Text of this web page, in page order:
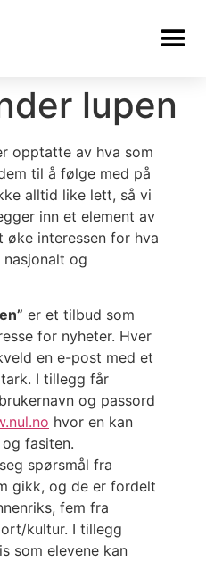
lupen
opptatte av hva som
til å følge med på
alltid like lett, så vi
inn et element av
øke interessen for hva
og
er et tilbud som
for nyheter. Hver
en e-post med et
I tillegg får
og passord
hvor en kan
fasiten.
spørsmål fra
gikk, og de er fordelt
fem fra
kultur. I tillegg
som elevene kan